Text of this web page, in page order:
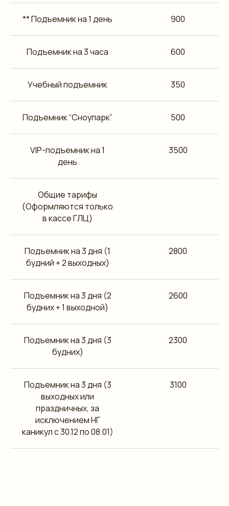
** Подъемник на 1 день 900
Подъемник на 3 часа 600
Учебный подъемник 350
Подъемник “Сноупарк” 500
VIP-подъемник на 1
день
3500
Общие тарифы
(Оформляются только
в кассе ГЛЦ)
Подъемник на 3 дня (1
будний + 2 выходных)
2800
Подъемник на 3 дня (2
будних + 1 выходной)
2600
Подъемник на 3 дня (3
будних)
2300
Подъемник на 3 дня (3
выходных или
праздничных, за
исключением НГ
каникул с 30.12 по 08.01)
3100